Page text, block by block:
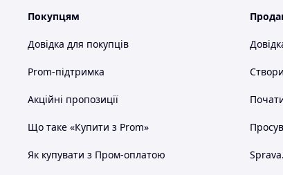
Покупцям
Довідка для покупців
Prom-підтримка
Акційні пропозиції
Що таке «Купити з Prom»
Як купувати з Пром-оплатою